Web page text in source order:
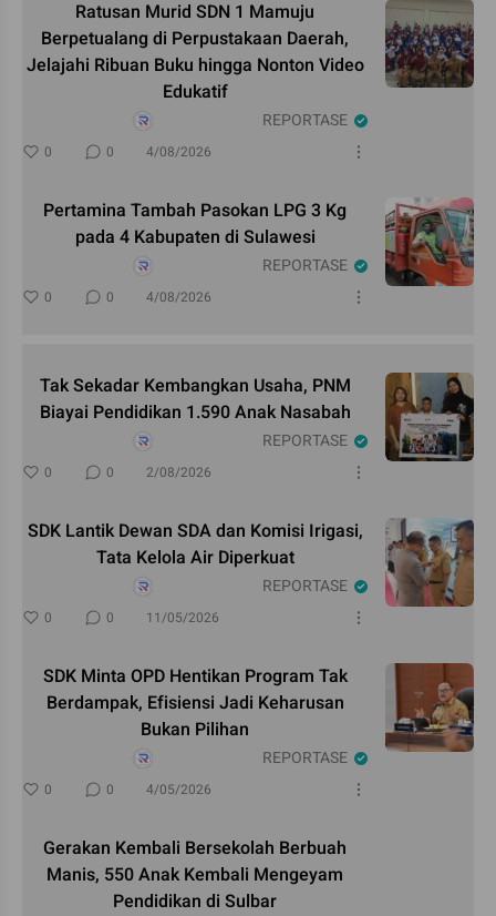
Ratusan Murid SDN 1 Mamuju
Berpetualang di Perpustakaan Daerah,
Jelajahi Ribuan Buku hingga Nonton Video
Edukatif
REPORTASE
0 0 4/08/2026
Pertamina Tambah Pasokan LPG 3 Kg
pada 4 Kabupaten di Sulawesi
REPORTASE
0 0 4/08/2026
Tak Sekadar Kembangkan Usaha, PNM
Biayai Pendidikan 1.590 Anak Nasabah
REPORTASE
0 0 2/08/2026
SDK Lantik Dewan SDA dan Komisi Irigasi,
Tata Kelola Air Diperkuat
REPORTASE
0 0 11/05/2026
SDK Minta OPD Hentikan Program Tak
Berdampak, Efisiensi Jadi Keharusan
Bukan Pilihan
REPORTASE
0 0 4/05/2026
Gerakan Kembali Bersekolah Berbuah
Manis, 550 Anak Kembali Mengeyam
Pendidikan di Sulbar